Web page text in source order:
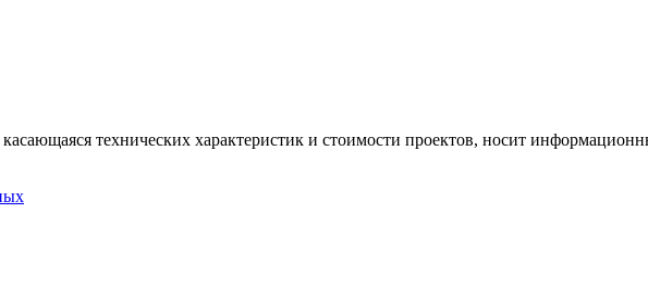
технических характеристик и стоимости проектов, носит